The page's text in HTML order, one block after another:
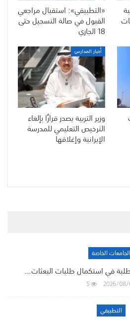
«التطبيقي»: استقبال مراجعي
القبول في صالة التسجيل حتى
18 الجاري
أخبار المدارس
وزير التربية يصدر قرارًا بإلغاء
الترخيص التعليمي للمدرسة
الإيرانية وإغلاقها
الجامعات الخاصة
في استكمال طلبات البعثات…
2026/
5
التطبيقي